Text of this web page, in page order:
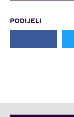
PODIJELI